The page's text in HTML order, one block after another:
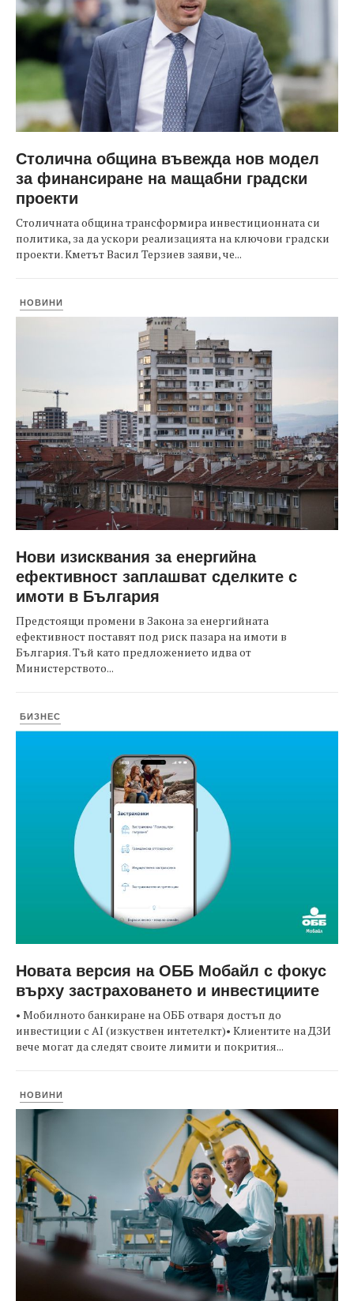
Столична община въвежда нов модел
за финансиране на мащабни градски
проекти
Столичната община трансформира инвестиционната си
политика, за да ускори реализацията на ключови градски
проекти. Кметът Васил Терзиев заяви, че...
НОВИНИ
Нови изисквания за енергийна
ефективност заплашват сделките с
имоти в България
Предстоящи промени в Закона за енергийната
ефективност поставят под риск пазара на имоти в
България. Тъй като предложението идва от
Министерството...
БИЗНЕС
Новата версия на ОББ Мобайл с фокус
върху застраховането и инвестициите
• Мобилното банкиране на ОББ отваря достъп до
инвестиции с AI (изкуствен интетелкт)• Клиентите на ДЗИ
вече могат да следят своите лимити и покрития...
НОВИНИ